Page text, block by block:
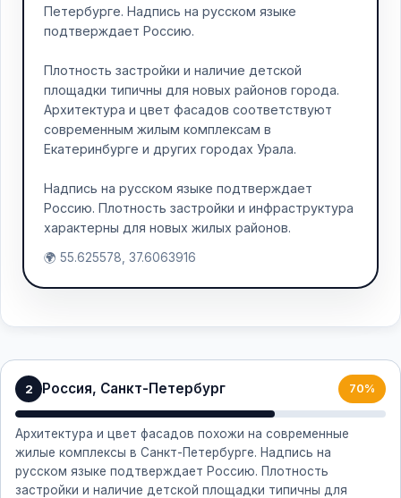
Петербурге. Надпись на русском языке
подтверждает Россию.
Плотность застройки и наличие детской
площадки типичны для новых районов города.
Архитектура и цвет фасадов соответствуют
современным жилым комплексам в
Екатеринбурге и других городах Урала.
Надпись на русском языке подтверждает
Россию. Плотность застройки и инфраструктура
характерны для новых жилых районов.
🌍 55.625578, 37.6063916
2 Россия, Санкт-Петербург 70%
Архитектура и цвет фасадов похожи на современные
жилые комплексы в Санкт-Петербурге. Надпись на
русском языке подтверждает Россию. Плотность
застройки и наличие детской площадки типичны для